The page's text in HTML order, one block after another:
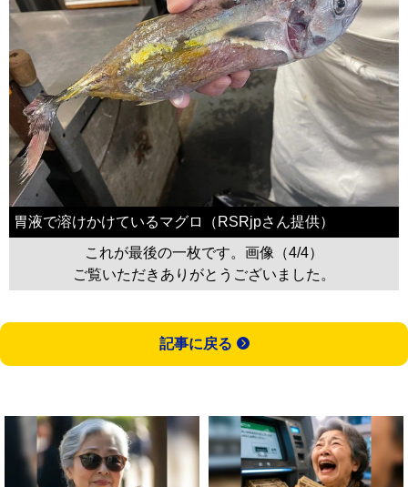
胃液で溶けかけているマグロ（RSRjpさん提供）
これが最後の一枚です。画像（4/4）
ご覧いただきありがとうございました。
記事に戻る